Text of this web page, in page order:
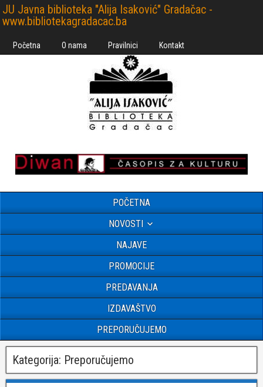
JU Javna biblioteka "Alija Isaković" Gradačac -
www.bibliotekagradacac.ba
Početna O nama Pravilnici Kontakt
POČETNA
NOVOSTI
NAJAVE
PROMOCIJE
PREDAVANJA
IZDAVAŠTVO
PREPORUČUJEMO
Kategorija: Preporučujemo